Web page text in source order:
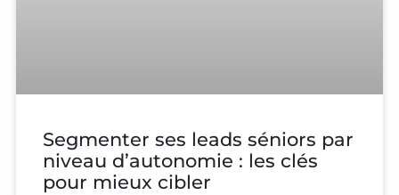
Segmenter ses leads séniors par
niveau d’autonomie : les clés
pour mieux cibler